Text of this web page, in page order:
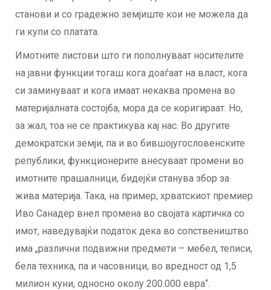
станови и со градежно земјиште кои не можела да
ги купи со платата.
Имотните листови што ги пополнуваат носителите
на јавни функции тогаш кога доаѓаат на власт, кога
си заминуваат и кога имаат некаква промена во
материјалната состојба, мора да се коригираат. Но,
за жал, тоа не се практикува кај нас. Во другите
демократски земји, па и во бившојугословенските
републики, функционерите внесуваат промени во
имотните прашалници, бидејќи станува збор за
жива материја. Така, на пример, хрватскиот премиер
Иво Санадер внел промена во својата картичка со
имот, наведувајќи податок дека во сопствеништво
има „различни подвижни предмети – мебел, теписи,
бела техника, па и часовници, во вредност од 1,5
милион куни, односно околу 200.000 евра“.